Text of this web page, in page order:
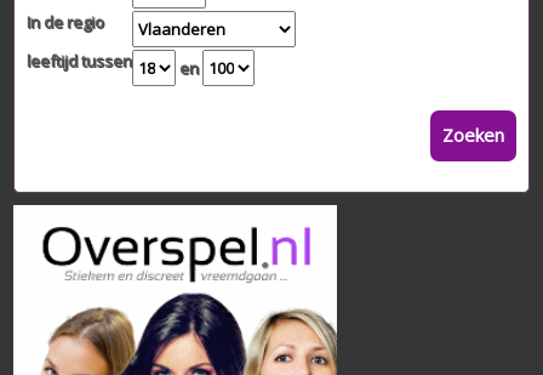
In de regio
leeftijd tussen
en
Zoeken